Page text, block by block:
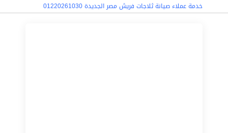
خدمة عملاء صيانة ثلاجات فريش مصر الجديدة 01220261030